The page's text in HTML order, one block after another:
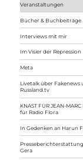
Veranstaltungen
Bücher & Buchbeiträge
Interviews mit mir
Im Visier der Repression
Meta
Livetalk über
Russland.tv
KNAST FÜR JEAN-
für Radio Flora
In Gedenken an Harun
Gera